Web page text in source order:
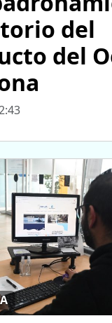
del
del